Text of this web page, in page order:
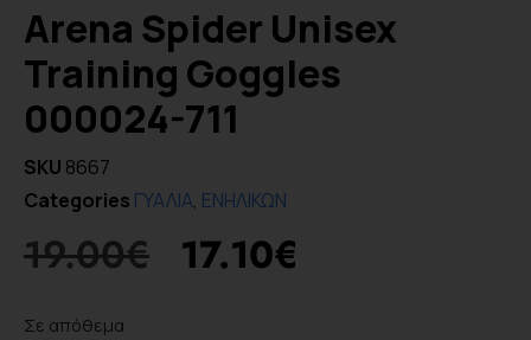
Arena Spider Unisex
Training Goggles
000024-711
SKU 8667
Categories ΓΥΑΛΙΑ, ΕΝΗΛΙΚΩΝ
19.00€ 17.10€
Σε απόθεμα